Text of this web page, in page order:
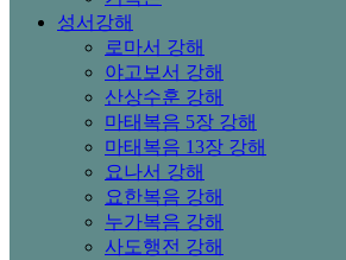
성서강해
로마서 강해
야고보서 강해
산상수훈 강해
마태복음 5장 강해
마태복음 13장 강해
요나서 강해
요한복음 강해
누가복음 강해
사도행전 강해